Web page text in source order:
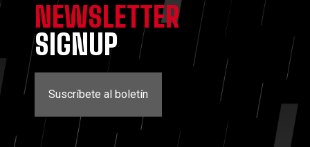
NEWSLETTER
SIGNUP
Suscríbete al boletín